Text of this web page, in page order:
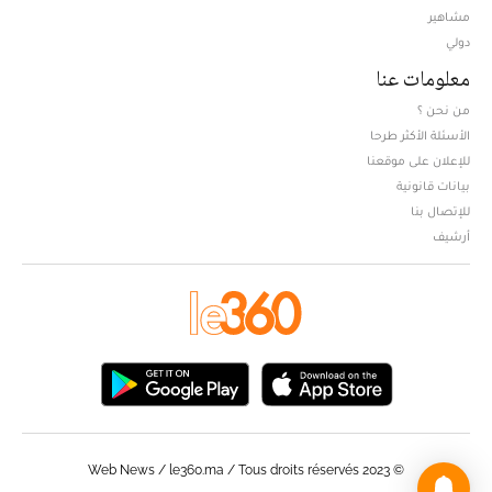
مشاهير
دولي
معلومات عنا
من نحن ؟
الأسئلة الأكثر طرحا
للإعلان على موقعنا
بيانات قانونية
للإتصال بنا
أرشيف
© Web News / le360.ma / Tous droits réservés 2023